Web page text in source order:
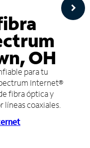
OH
para tu
Internet®
fibra óptica y
líneas coaxiales.